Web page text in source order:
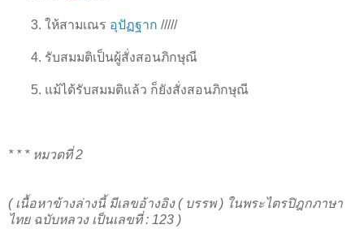
3. ให้สามเณร อุปัฏฐาก /////
4. รับสมมติเป็นผู้สั่งสอนภิกษุณี
5. แม้ได้รับสมมติแล้ว ก็ยังสั่งสอนภิกษุณี
* * * หมวดที่ 2
( เนื้อหาข้างล่างนี้ มีเลขอ้างอิง ( บรรพ ) ในพระไตรปิฎกภาษา
ไทย ฉบับหลวง เป็นเลขที่ : 123 )